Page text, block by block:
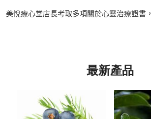
美悅療心堂店長考取多項關於心靈治療證書，
最新產品